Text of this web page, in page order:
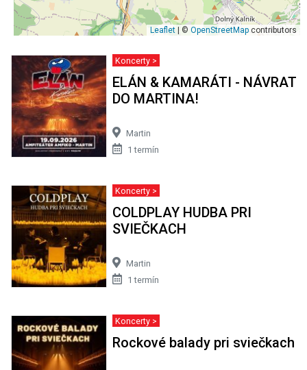
Leaflet | © OpenStreetMap contributors
Koncerty >
ELÁN & KAMARÁTI - NÁVRAT
DO MARTINA!
Martin
1 termín
Koncerty >
COLDPLAY HUDBA PRI
SVIEČKACH
Martin
1 termín
Koncerty >
Rockové balady pri sviečkach